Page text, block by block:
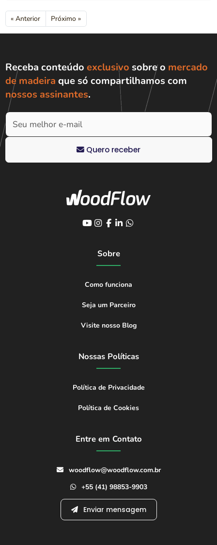
« Anterior Próximo »
Receba conteúdo exclusivo sobre o mercado
de madeira que só compartilhamos com
nossos assinantes.
Quero receber
Sobre
Como funciona
Seja um Parceiro
Visite nosso Blog
Nossas Políticas
Política de Privacidade
Política de Cookies
Entre em Contato
woodflow@woodflow.com.br
+55 (41) 98853-9903
Enviar mensagem